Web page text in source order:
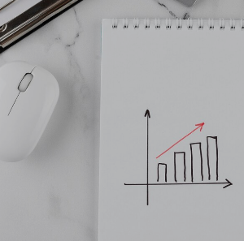
Обучение
Старт в